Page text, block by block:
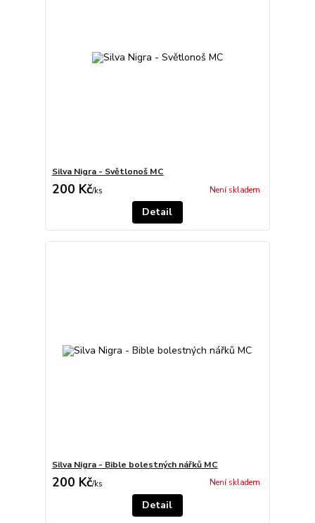
Silva Nigra - Světlonoš MC
200 Kč/ks Není skladem
Detail
Silva Nigra - Bible bolestných nářků MC
200 Kč/ks Není skladem
Detail